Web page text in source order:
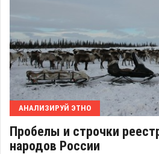
АНАЛИЗИРУЙ ЭТНО
Пробелы и строчки
народов России